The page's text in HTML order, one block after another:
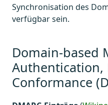
Synchronisation des
verfügbar sein.
Domain-based
Authentication,
Conformance